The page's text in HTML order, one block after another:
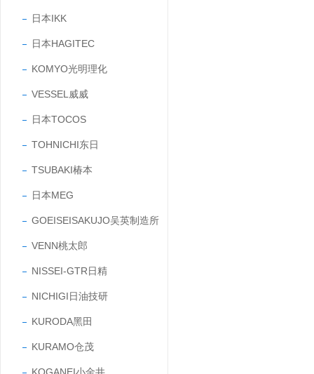
日本IKK
日本HAGITEC
KOMYO光明理化
VESSEL威威
日本TOCOS
TOHNICHI东日
TSUBAKI椿本
日本MEG
GOEISEISAKUJO吴英制造所
VENN桃太郎
NISSEI-GTR日精
NICHIGI日油技研
KURODA黑田
KURAMO仓茂